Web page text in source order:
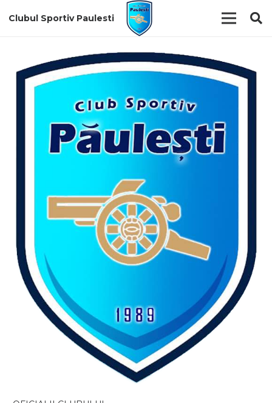
Clubul Sportiv Paulesti